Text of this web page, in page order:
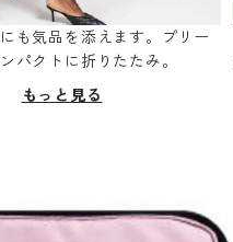
も気品を添えます。プリー
パクトに折りたたみ。
もっと見る